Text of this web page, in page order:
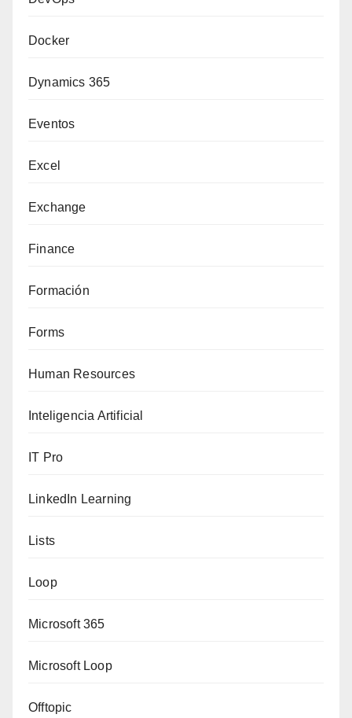
Docker
Dynamics 365
Eventos
Excel
Exchange
Finance
Formación
Forms
Human Resources
Inteligencia Artificial
IT Pro
LinkedIn Learning
Lists
Loop
Microsoft 365
Microsoft Loop
Offtopic